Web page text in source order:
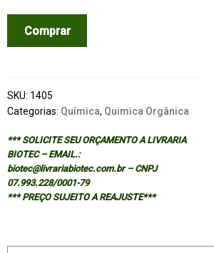
SYNONYMS
OF
ORGANIC
V0L.1
-
CAS
NUMBER
Comprar
SKU: 1405
Categorias: Química, Quimica Orgânica
*** SOLICITE SEU ORÇAMENTO A LIVRARIA
BIOTEC – EMAIL.:
biotec@livrariabiotec.com.br – CNPJ
07.993.228/0001-79
*** PREÇO SUJEITO A REAJUSTE***